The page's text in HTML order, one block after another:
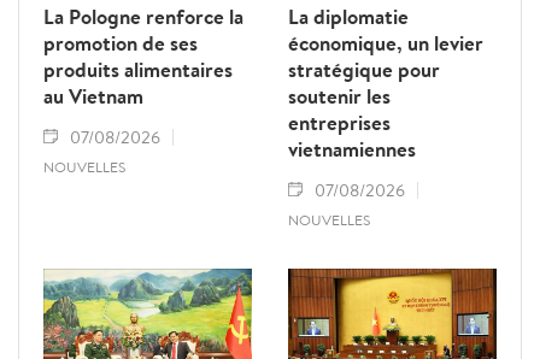
La Pologne renforce la
promotion de ses
produits alimentaires
au Vietnam
07/08/2026
NOUVELLES
La diplomatie
économique, un levier
stratégique pour
soutenir les
entreprises
vietnamiennes
07/08/2026
NOUVELLES